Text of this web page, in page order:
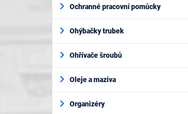
Ochranné pracovní pomůcky
Ohýbačky trubek
Ohřívače šroubů
Oleje a maziva
Organizéry